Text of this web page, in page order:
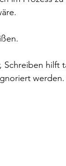
Schreiben hilft